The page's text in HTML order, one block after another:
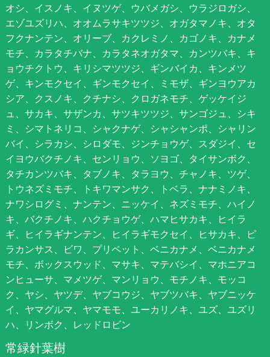
オシ、イスノキ、イヌツゲ、ウバメガシ、ウラジロガシ、
エゾユズリハ、オオムラサキツツジ、オガタマノキ、オタ
フクナンテン、オリーブ、カクレミノ、カゴノキ、カナメ
モチ、カラタチバナ、カラタネオガタマ、カンツバキ、キ
ョウチクトウ、キリシマツツジ、ギンバイカ、キンメツ
ゲ、キンモクセイ、ギンモクセイ、ミモザ、ギンヨウアカ
シア、クスノキ、クチナシ、クロガネモチ、ゲッケイジ
ュ、サカキ、サザンカ、サツキツツジ、サンゴジュ、シキ
ミ、シマトネリコ、シャクナゲ、シャシャンポ、シャリン
バイ、シラカシ、シロダモ、ジンチョウゲ、スダジイ、セ
イヨウバクチノキ、センリョウ、ソヨゴ、タイサンボク、
タチカンツバキ、タブノキ、タラヨウ、チャノキ、ツゲ、
トウネズミモチ、トキワマンサク、トベラ、ナナミノキ、
ナワシログミ、ナンテン、ニッケイ、ネズミモチ、ハイノ
キ、バクチノキ、ハクチョウゲ、ハマヒサカキ、ヒイラ
ギ、ヒイラギナンテン、ヒイラギモクセイ、ヒサカキ、ピ
ラカンサス、ビワ、プリペット、ベニカナメ、ベニカナメ
モチ、ボックスウッド、マサキ、マテバシイ、マホニアコ
ンヒューサ、マメツゲ、マンリョウ、モチノキ、モッコ
ク、ヤシ、ヤツデ、ヤブコウジ、ヤブツバキ、ヤブニッケ
イ、ヤマグルマ、ヤマモモ、ユーカリノキ、ユズ、ユズリ
ハ、リンボク、レッドロビン
常緑針葉樹